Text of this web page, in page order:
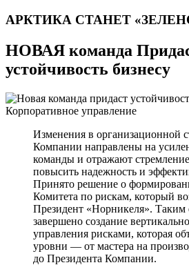
АРКТИКА СТАНЕТ
НОВАЯ команда
устойчивость бизнесу
Корпоративное управление
Изменения в организационной
Компании направлены на
команды и отражают
повысить надежность и
Принято решение о
Комитета по рискам, который
Президент «Норникеля». Таким
завершено создание
управления рисками, которая
уровни — от мастера на
до Президента Компании.